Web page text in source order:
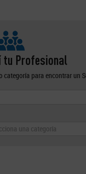
tu Profesional
para encontrar un
una categoría